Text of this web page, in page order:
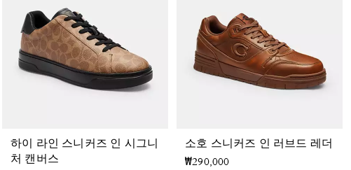
하이 라인 스니커즈 인 시그니
처 캔버스
소호 스니커즈 인 러브드 레더
₩290,000